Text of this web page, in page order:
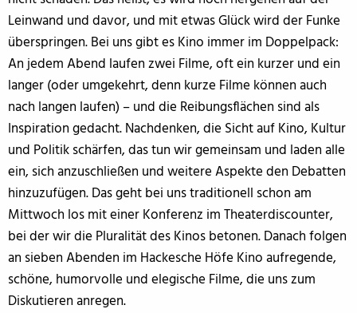
Leinwand und davor, und mit etwas Glück wird der Funke
überspringen. Bei uns gibt es Kino immer im Doppelpack:
An jedem Abend laufen zwei Filme, oft ein kurzer und ein
langer (oder umgekehrt, denn kurze Filme können auch
nach langen laufen) – und die Reibungsflächen sind als
Inspiration gedacht. Nachdenken, die Sicht auf Kino, Kultur
und Politik schärfen, das tun wir gemeinsam und laden alle
ein, sich anzuschließen und weitere Aspekte den Debatten
hinzuzufügen. Das geht bei uns traditionell schon am
Mittwoch los mit einer Konferenz im Theaterdiscounter,
bei der wir die Pluralität des Kinos betonen. Danach folgen
an sieben Abenden im Hackesche Höfe Kino aufregende,
schöne, humorvolle und elegische Filme, die uns zum
Diskutieren anregen.